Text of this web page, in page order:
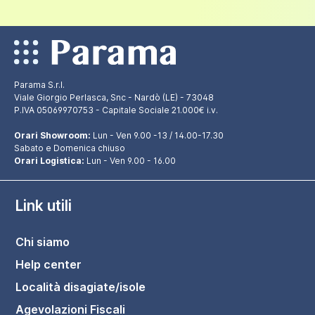
Parama S.r.l.
Viale Giorgio Perlasca, Snc - Nardò (LE) - 73048
P.IVA 05069970753 - Capitale Sociale 21.000€ i.v.
Orari Showroom: Lun - Ven 9.00 -13 / 14.00-17.30
Sabato e Domenica chiuso
Orari Logistica: Lun - Ven 9.00 - 16.00
Link utili
Chi siamo
Help center
Località disagiate/isole
Agevolazioni Fiscali